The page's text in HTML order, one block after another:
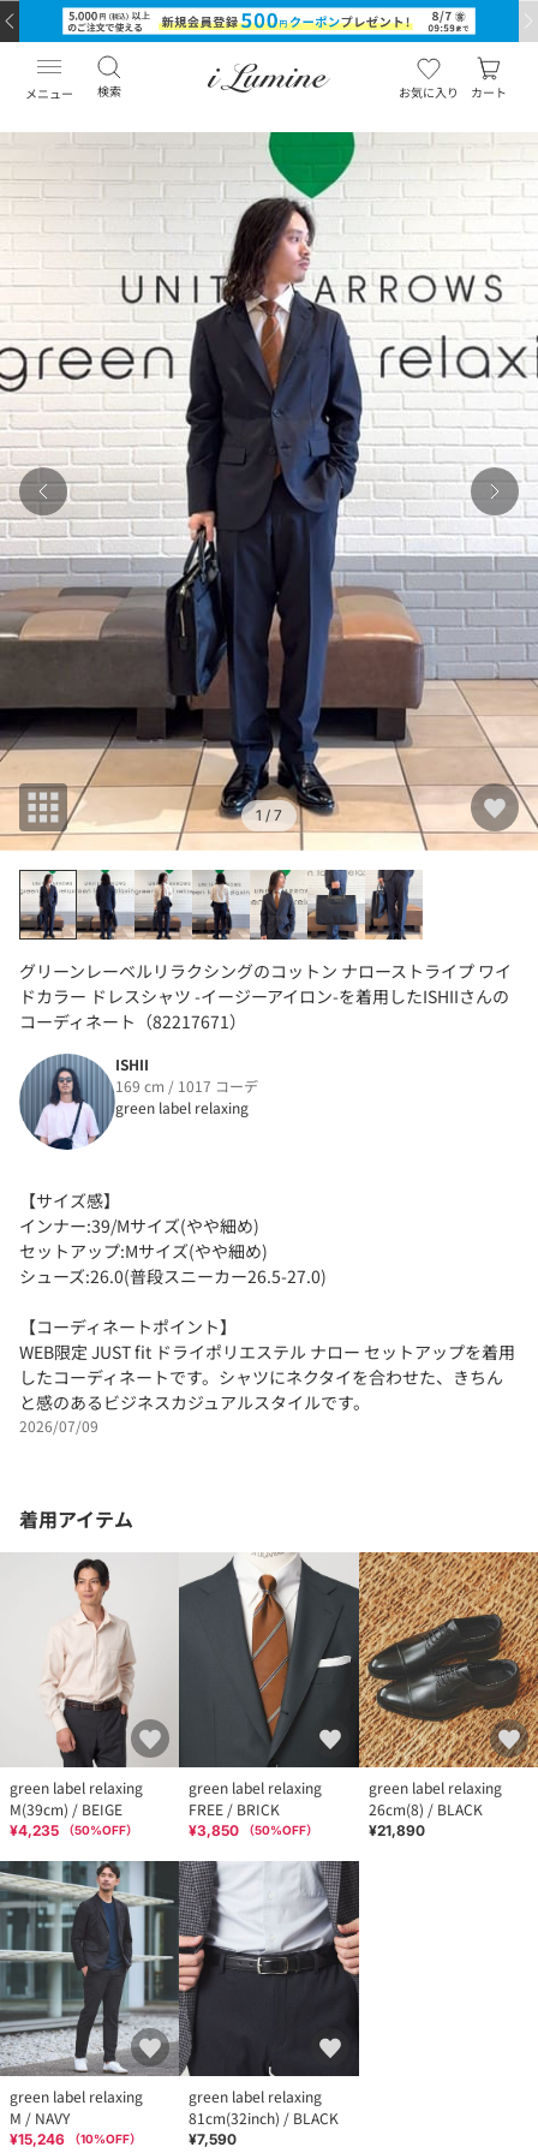
メニュー 検索 お気に入り カート
1 / 7
グリーンレーベルリラクシングのコットン ナローストライプ ワイ
ドカラー ドレスシャツ -イージーアイロン-を着用したISHIIさんの
コーディネート（82217671）
ISHII
169 cm / 1017 コーデ
green label relaxing
【サイズ感】
インナー:39/Mサイズ(やや細め)
セットアップ:Mサイズ(やや細め)
シューズ:26.0(普段スニーカー26.5-27.0)
【コーディネートポイント】
WEB限定 JUST fit ドライポリエステル ナロー セットアップを着用
したコーディネートです。シャツにネクタイを合わせた、きちん
と感のあるビジネスカジュアルスタイルです。
2026/07/09
着用アイテム
green label relaxing
M(39cm) / BEIGE
¥4,235 （50%OFF）
green label relaxing
FREE / BRICK
¥3,850 （50%OFF）
green label relaxing
26cm(8) / BLACK
¥21,890
green label relaxing
M / NAVY
¥15,246 （10%OFF）
green label relaxing
81cm(32inch) / BLACK
¥7,590